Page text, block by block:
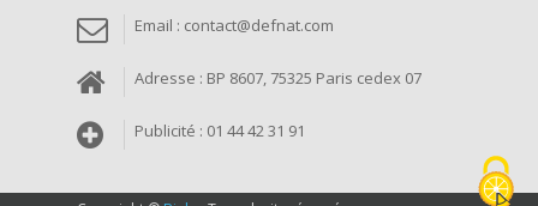
Email : contact@defnat.com
Adresse : BP 8607, 75325 Paris cedex 07
Publicité : 01 44 42 31 91